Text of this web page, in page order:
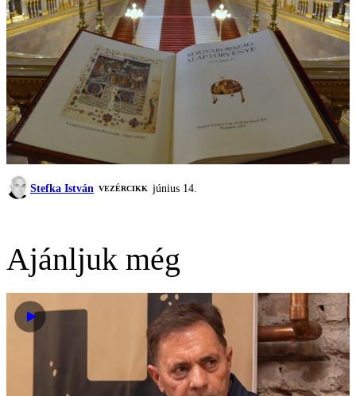
Stefka István VEZÉRCIKK június 14.
Ajánljuk még